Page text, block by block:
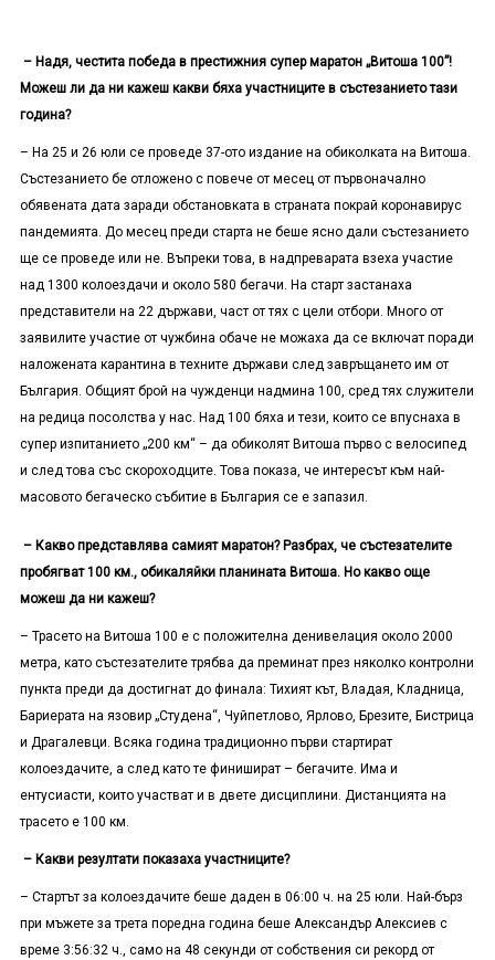
– Надя, честита победа в престижния супер маратон „Витоша 100”!
Можеш ли да ни кажеш какви бяха участниците в състезанието тази
година?
– На 25 и 26 юли се проведе 37-ото издание на обиколката на Витоша.
Състезанието бе отложено с повече от месец от първоначално
обявената дата заради обстановката в страната покрай коронавирус
пандемията. До месец преди старта не беше ясно дали състезанието
ще се проведе или не. Въпреки това, в надпреварата взеха участие
над 1300 колоездачи и около 580 бегачи. На старт застанаха
представители на 22 държави, част от тях с цели отбори. Много от
заявилите участие от чужбина обаче не можаха да се включат поради
наложената карантина в техните държави след завръщането им от
България. Общият брой на чужденци надмина 100, сред тях служители
на редица посолства у нас. Над 100 бяха и тези, които се впуснаха в
супер изпитанието „200 км“ – да обиколят Витоша първо с велосипед
и след това със скороходците. Това показа, че интересът към най-
масовото бегаческо събитие в България се е запазил.
– Какво представлява самият маратон? Разбрах, че състезателите
пробягват 100 км., обикаляйки планината Витоша. Но какво още
можеш да ни кажеш?
– Трасето на Витоша 100 е с положителна денивелация около 2000
метра, като състезателите трябва да преминат през няколко контролни
пункта преди да достигнат до финала: Тихият кът, Владая, Кладница,
Бариерата на язовир „Студена“, Чуйпетлово, Ярлово, Брезите, Бистрица
и Драгалевци. Всяка година традиционно първи стартират
колоездачите, а след като те финишират – бегачите. Има и
ентусиасти, които участват и в двете дисциплини. Дистанцията на
трасето е 100 км.
– Какви резултати показаха участниците?
– Стартът за колоездачите беше даден в 06:00 ч. на 25 юли. Най-бърз
при мъжете за трета поредна година беше Александър Алексиев с
време 3:56:32 ч., само на 48 секунди от собствения си рекорд от